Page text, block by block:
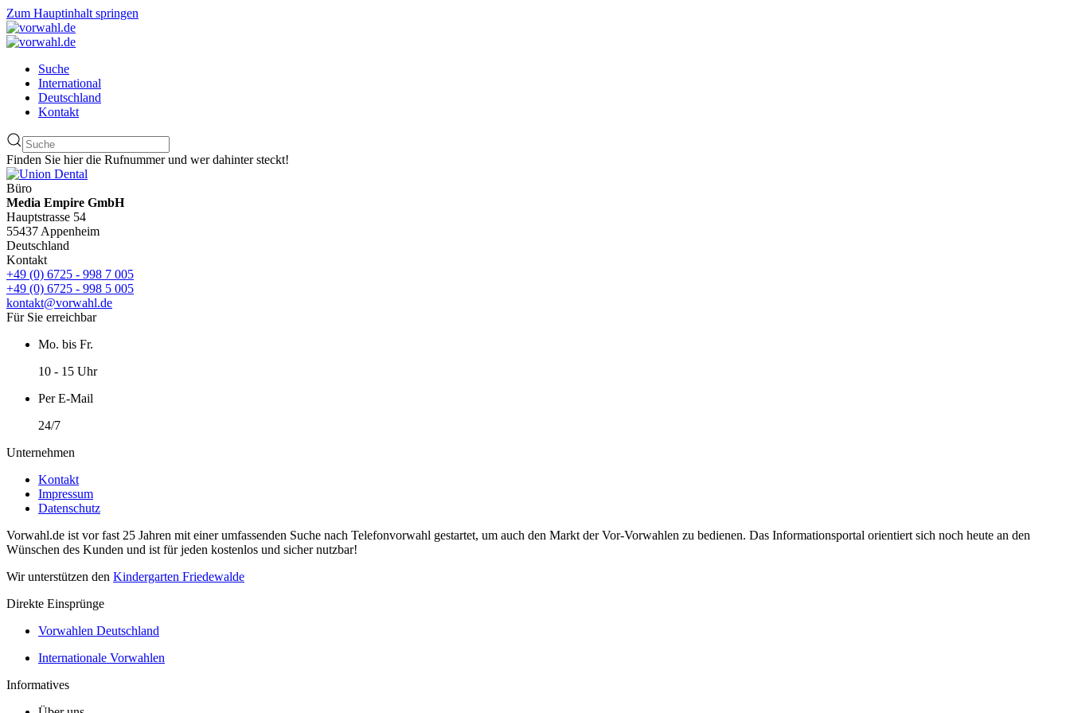
Zum Hauptinhalt springen
Suche
International
Deutschland
Kontakt
Finden Sie hier die Rufnummer und wer dahinter steckt!
Büro
Media Empire GmbH
Hauptstrasse 54
55437 Appenheim
Deutschland
Kontakt
+49 (0) 6725 - 998 7 005
+49 (0) 6725 - 998 5 005
kontakt@vorwahl.de
Für Sie erreichbar
Mo. bis Fr.
10 - 15 Uhr
Per E-Mail
24/7
Unternehmen
Kontakt
Impressum
Datenschutz
Vorwahl.de ist vor fast 25 Jahren mit einer umfassenden Suche nach Telefonvorwahl gestartet, um auch den Markt der Vor-Vorwahlen zu bedienen. Das Informationsportal orientiert sich noch heute an den
Wünschen des Kunden und ist für jeden kostenlos und sicher nutzbar!
Wir unterstützen den Kindergarten Friedewalde
Direkte Einsprünge
Vorwahlen Deutschland
Internationale Vorwahlen
Informatives